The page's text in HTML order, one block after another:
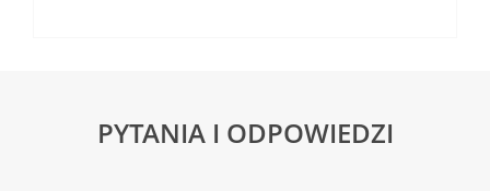
PYTANIA I ODPOWIEDZI